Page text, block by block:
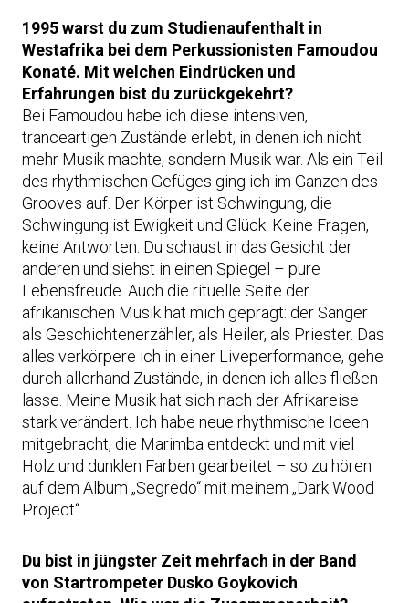
1995 warst du zum Studienaufenthalt in
Westafrika bei dem Perkussionisten Famoudou
Konaté. Mit welchen Eindrücken und
Erfahrungen bist du zurückgekehrt?
Bei Famoudou habe ich diese intensiven,
tranceartigen Zustände erlebt, in denen ich nicht
mehr Musik machte, sondern Musik war. Als ein Teil
des rhythmischen Gefüges ging ich im Ganzen des
Grooves auf. Der Körper ist Schwingung, die
Schwingung ist Ewigkeit und Glück. Keine Fragen,
keine Antworten. Du schaust in das Gesicht der
anderen und siehst in einen Spiegel – pure
Lebensfreude. Auch die rituelle Seite der
afrikanischen Musik hat mich geprägt: der Sänger
als Geschichtenerzähler, als Heiler, als Priester. Das
alles verkörpere ich in einer Liveperformance, gehe
durch allerhand Zustände, in denen ich alles fließen
lasse. Meine Musik hat sich nach der Afrikareise
stark verändert. Ich habe neue rhythmische Ideen
mitgebracht, die Marimba entdeckt und mit viel
Holz und dunklen Farben gearbeitet – so zu hören
auf dem Album „Segredo“ mit meinem „Dark Wood
Project“.
Du bist in jüngster Zeit mehrfach in der Band
von Startrompeter Dusko Goykovich